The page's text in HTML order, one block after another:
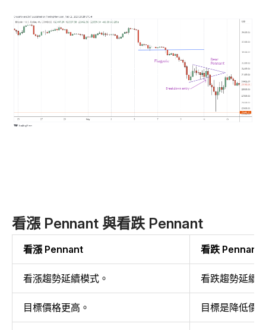
看漲 Pennant 與看跌 Pennant
看漲 Pennant 看跌 Pennant
看漲趨勢延續模式。 看跌趨勢延續
目標價格更高。 目標是降低價